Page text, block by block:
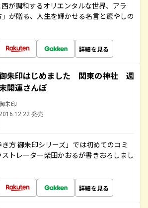
が調和するオリエンタルな世界、アラ
が贈る、人生を輝かせる名言と癒やしの
詳細を見る
朱印はじめました 関東の神社 週
開運さんぽ
朱印
2016.12.22 発売
方 御朱印シリーズ」では初めてのコミ
トレーター柴田かおるが書きおろしまし
詳細を見る